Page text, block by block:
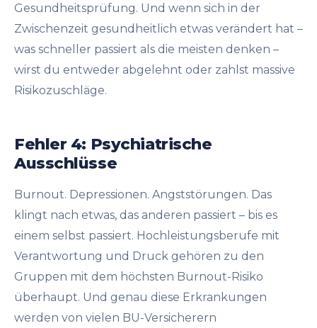
Gesundheitsprüfung. Und wenn sich in der
Zwischenzeit gesundheitlich etwas verändert hat –
was schneller passiert als die meisten denken –
wirst du entweder abgelehnt oder zahlst massive
Risikozuschläge.
Fehler 4: Psychiatrische
Ausschlüsse
Burnout. Depressionen. Angststörungen. Das
klingt nach etwas, das anderen passiert – bis es
einem selbst passiert. Hochleistungsberufe mit
Verantwortung und Druck gehören zu den
Gruppen mit dem höchsten Burnout-Risiko
überhaupt. Und genau diese Erkrankungen
werden von vielen BU-Versicherern